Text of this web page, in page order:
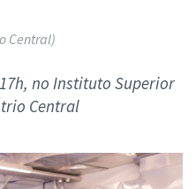
Central)
no Instituto Superior
Central